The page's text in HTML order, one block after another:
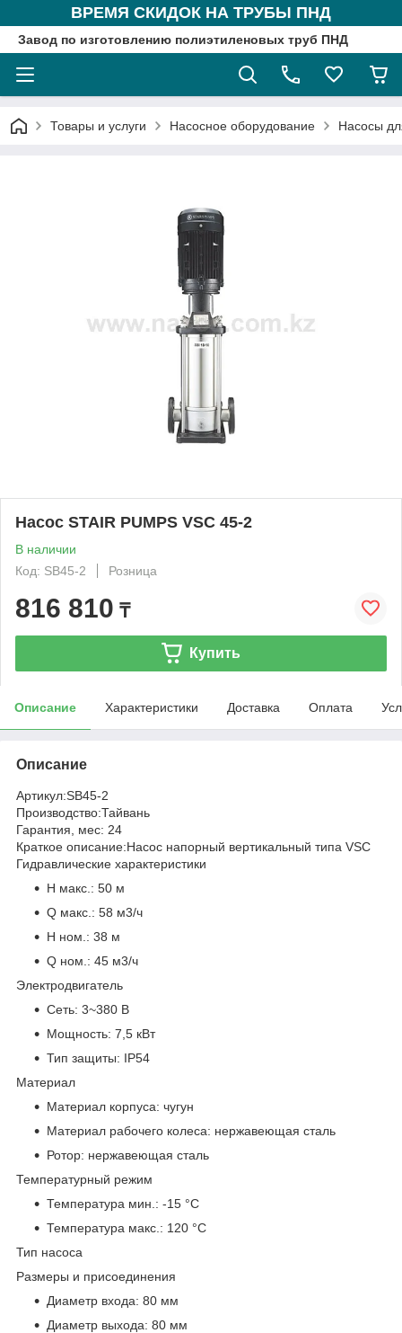
ВРЕМЯ СКИДОК НА ТРУБЫ ПНД
Завод по изготовлению полиэтиленовых труб ПНД
Товары и услуги Насосное оборудование Насосы
Насос STAIR PUMPS VSC 45-2
В наличии
Код: SB45-2
Розница
816 810 ₸
Купить
Описание Характеристики Доставка Оплата
Описание
Артикул:SB45-2
Производство:Тайвань
Гарантия, мес: 24
Краткое описание:Насос напорный вертикальный типа VSC
Гидравлические характеристики
H макс.: 50 м
Q макс.: 58 м3/ч
H ном.: 38 м
Q ном.: 45 м3/ч
Электродвигатель
Сеть: 3~380 В
Мощность: 7,5 кВт
Тип защиты: IP54
Материал
Материал корпуса: чугун
Материал рабочего колеса: нержавеющая сталь
Ротор: нержавеющая сталь
Температурный режим
Температура мин.: -15 °С
Температура макс.: 120 °С
Тип насоса
Размеры и присоединения
Диаметр входа: 80 мм
Диаметр выхода: 80 мм